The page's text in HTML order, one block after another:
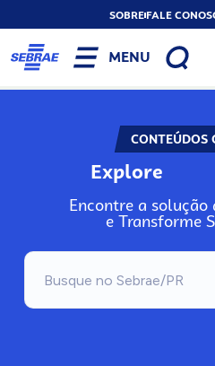
SOBREFALE
MENU
CONTEÚDOS
Explore
Encontre a solução
e Transforme